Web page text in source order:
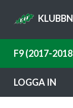
F9 (2017-
LOGGA IN